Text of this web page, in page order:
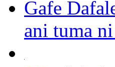
Gafe
ani tuma